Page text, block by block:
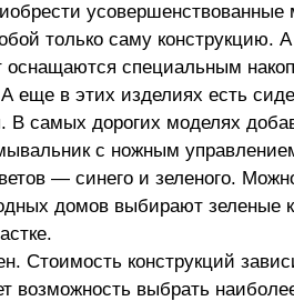
только саму конструкцию.
оснащаются специальным
еще в этих изделиях есть
В самых дорогих моделях
с ножным
— синего и зеленого.
домов выбирают зеленые
Стоимость конструкций
возможность выбрать